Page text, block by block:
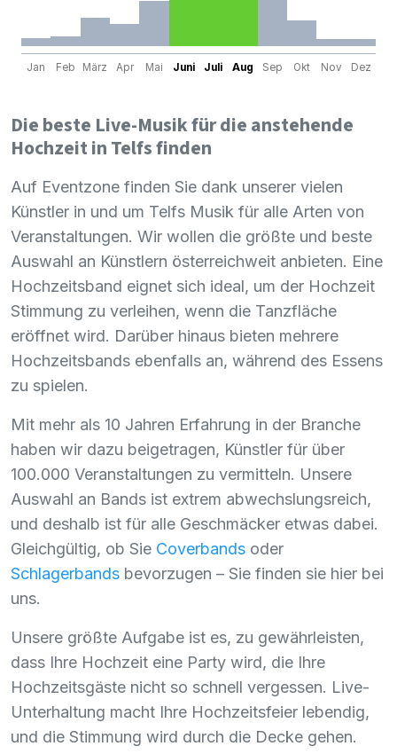
Jan Feb März Apr Mai Juni Juli Aug Sep Okt Nov Dez
Die beste Live-Musik für die anstehende
Hochzeit in Telfs finden
Auf Eventzone finden Sie dank unserer vielen
Künstler in und um Telfs Musik für alle Arten von
Veranstaltungen. Wir wollen die größte und beste
Auswahl an Künstlern österreichweit anbieten. Eine
Hochzeitsband eignet sich ideal, um der Hochzeit
Stimmung zu verleihen, wenn die Tanzfläche
eröffnet wird. Darüber hinaus bieten mehrere
Hochzeitsbands ebenfalls an, während des Essens
zu spielen.
Mit mehr als 10 Jahren Erfahrung in der Branche
haben wir dazu beigetragen, Künstler für über
100.000 Veranstaltungen zu vermitteln. Unsere
Auswahl an Bands ist extrem abwechslungsreich,
und deshalb ist für alle Geschmäcker etwas dabei.
Gleichgültig, ob Sie Coverbands oder
Schlagerbands bevorzugen – Sie finden sie hier bei
uns.
Unsere größte Aufgabe ist es, zu gewährleisten,
dass Ihre Hochzeit eine Party wird, die Ihre
Hochzeitsgäste nicht so schnell vergessen. Live-
Unterhaltung macht Ihre Hochzeitsfeier lebendig,
und die Stimmung wird durch die Decke gehen.